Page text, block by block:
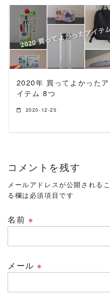
READ MORE
2020年 買ってよかったア
イテム 8つ
2020-12-25
コメントを残す
メールアドレスが公開される
る欄は必須項目です
名前 ※
メール※